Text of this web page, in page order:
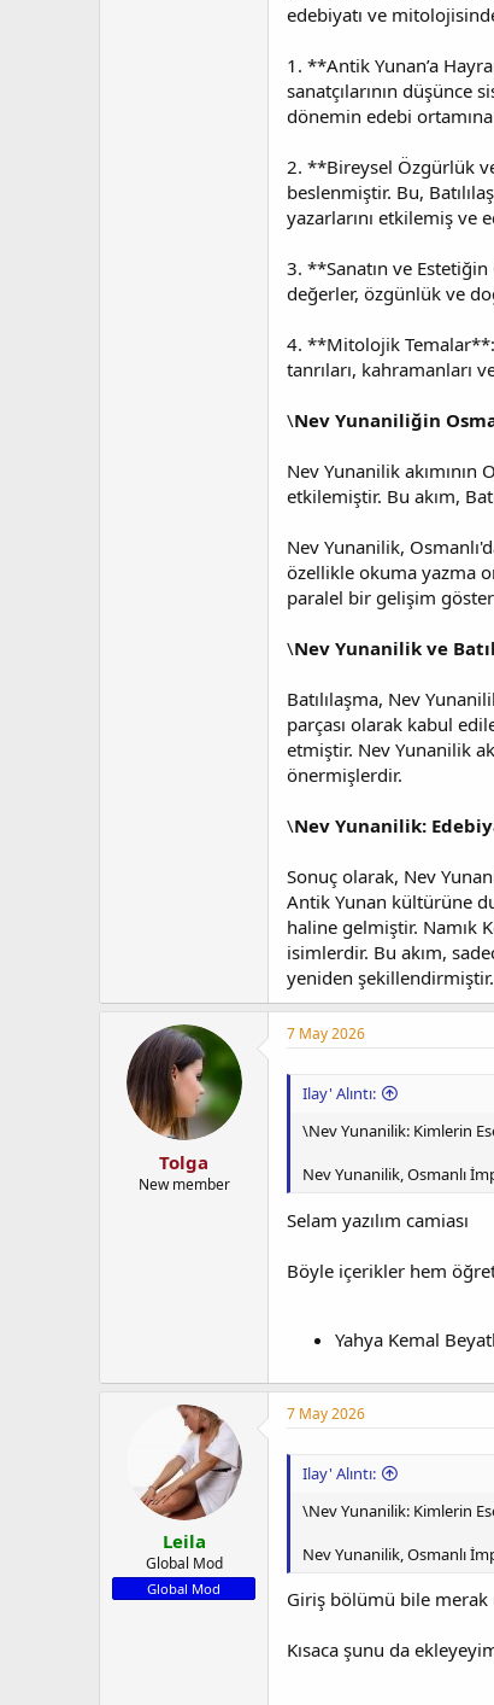
edebiyatı ve
1. **Antik Yunan’a
sanatçılarının
dönemin edebi
2. **Bireysel Özgürlük
beslenmiştir. Bu,
yazarlarını etkilemiş ve
3. **Sanatın ve
değerler, özgünlük ve
4. **Mitolojik Temalar**:
tanrıları, kahramanları
\Nev Yunaniliğin
Nev Yunanilik akımının
etkilemiştir. Bu akım,
Nev Yunanilik,
özellikle okuma yazma
paralel bir gelişim
\Nev Yunanilik ve
Batılılaşma, Nev
parçası olarak kabul
etmiştir. Nev Yunanilik
önermişlerdir.
\Nev Yunanilik:
Sonuç olarak, Nev
Antik Yunan kültürüne
haline gelmiştir. Namık
isimlerdir. Bu akım,
yeniden şekillendirmiştir.
Tolga
New member
7 May 2026
Ilay' Alıntı:
\Nev Yunanilik: Kimlerin
Nev Yunanilik, Osmanlı
Selam yazılım camiası
Böyle içerikler hem
Yahya Kemal
Leila
Global Mod
Global Mod
7 May 2026
Ilay' Alıntı:
\Nev Yunanilik: Kimlerin
Nev Yunanilik, Osmanlı
Giriş bölümü bile merak
Kısaca şunu da